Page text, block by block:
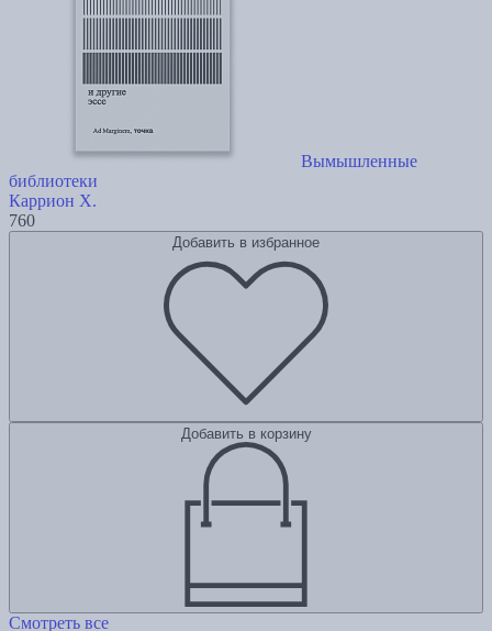
Вымышленные
библиотеки
Каррион Х.
760
Добавить в избранное
Добавить в корзину
Смотреть все